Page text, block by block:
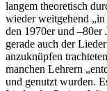
langem theoretisch
wieder weitgehend „in
den 1970er und –80er
gerade auch der
anzuknüpfen
manchen Lehrern
und genutzt wurden.